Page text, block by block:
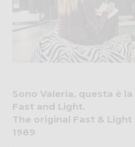
Sono Valeria, questa è
Fast and Light.
The original Fast &
1989